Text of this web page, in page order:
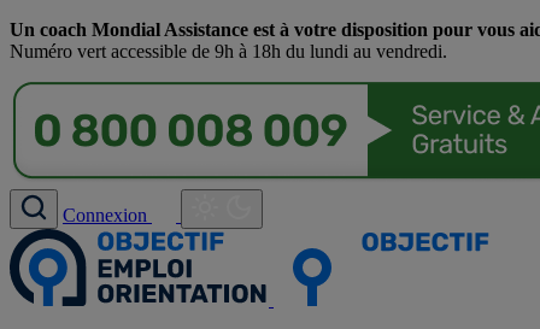
Un coach Mondial Assistance est à votre disposition pour vous
Numéro vert accessible de 9h à 18h du lundi au vendredi.
Connexion